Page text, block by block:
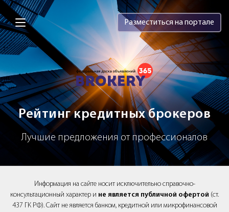
Brokery365 - Рейтинг кредитных
Разместиться на портале
Рейтинг кредитных брокеров
Лучшие предложения от профессионалов
Информация на сайте носит исключительно справочно-
консультационный характер и не является публичной офертой (ст.
437 ГК РФ). Сайт не является банком, кредитной или микрофинансовой